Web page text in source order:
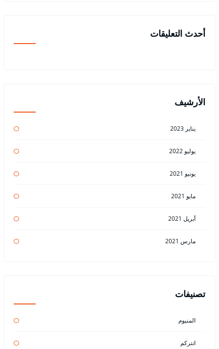
أحدث التعليقات
الأرشيف
يناير 2023
يوليو 2022
يونيو 2021
مايو 2021
أبريل 2021
مارس 2021
تصنيفات
المنيوم
انتركم